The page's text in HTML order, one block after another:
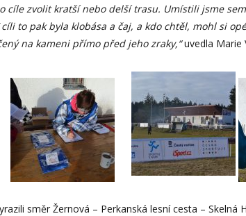
cíle zvolit kratší nebo delší trasu. Umístili jsme
to pak byla klobása a čaj, a kdo chtěl, mohl si
na kameni přímo před jeho zraky,“uvedla Marie
směr Žernová – Perkanská lesní cesta – Skelná